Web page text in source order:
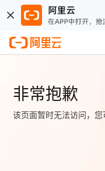
非常抱歉
该页面暂时无法访问，